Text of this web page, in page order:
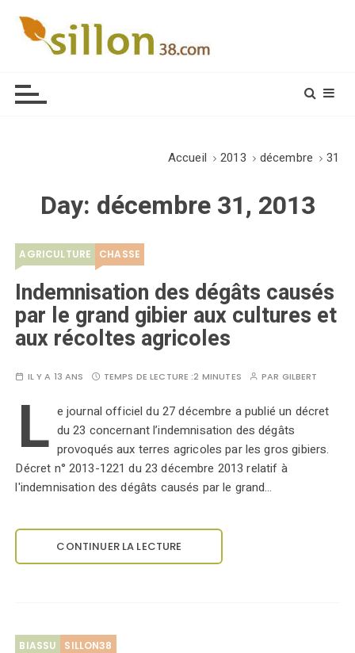
Accueil 2013 décembre 31
Day: décembre 31, 2013
AGRICULTURE CHASSE
Indemnisation des dégâts causés
par le grand gibier aux cultures et
aux récoltes agricoles
IL Y A 13 ANS TEMPS DE LECTURE :2 MINUTES PAR GILBERT
L e journal officiel du 27 décembre a publié un décret
du 23 concernant l’indemnisation des dégâts
provoqués aux terres agricoles par les gros gibiers.
Décret n° 2013-1221 du 23 décembre 2013 relatif à
l'indemnisation des dégâts causés par le grand…
CONTINUER LA LECTURE
BIASSU SILLON38